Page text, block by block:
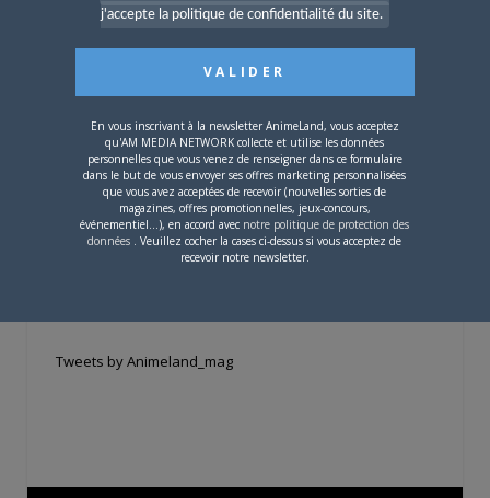
Si votre ville n'est pas dans la liste,contactez-nous!
CONTENU SPONSORISÉ
Tweets by Animeland_mag
j'accepte la politique de confidentialité du site.
En vous inscrivant à la newsletter AnimeLand, vous acceptez
qu'AM MEDIA NETWORK collecte et utilise les données
personnelles que vous venez de renseigner dans ce formulaire
dans le but de vous envoyer ses offres marketing personnalisées
que vous avez acceptées de recevoir (nouvelles sorties de
magazines, offres promotionnelles, jeux-concours,
événementiel...), en accord avec notre politique de protection des
données . Veuillez cocher la cases ci-dessus si vous acceptez de
recevoir notre newsletter.